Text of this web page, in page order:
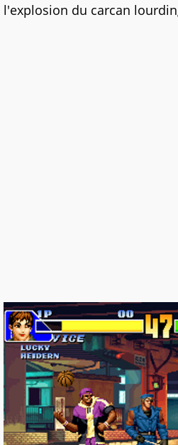
l'explosion du carcan